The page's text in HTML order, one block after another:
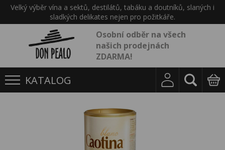
Velký výběr vína a sektů, destilátů, tabáku a doutníků, slaných i
sladkých delikates nejen pro požitkáře.
Osobní odběr na všech
našich prodejnách
ZDARMA!
KATALOG